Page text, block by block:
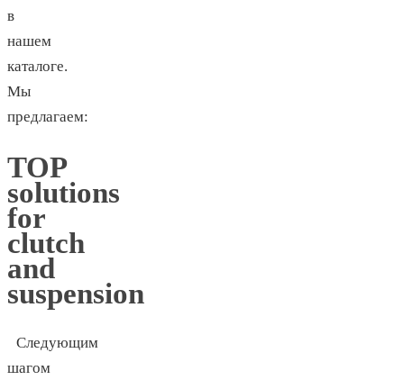
в
нашем
каталоге.
Мы
предлагаем:
TOP
solutions
for
clutch
and
suspension
Следующим
шагом